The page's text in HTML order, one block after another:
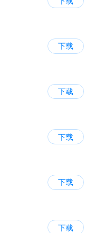
下载
下载
下载
下载
下载